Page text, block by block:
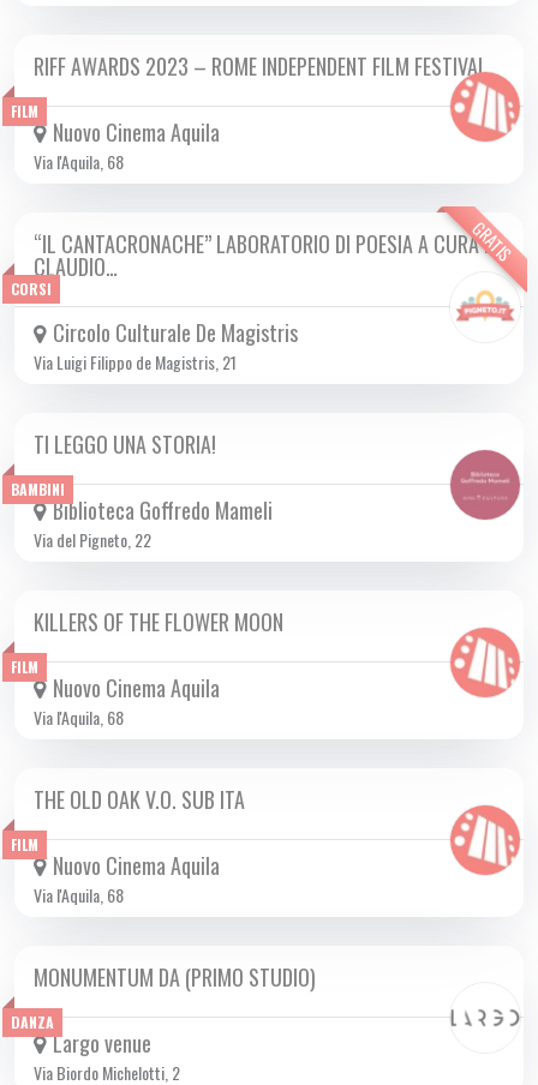
FILM
DA VEN 17/11 A VEN 24/11 2023
RIFF AWARDS 2023 – ROME INDEPENDENT FILM FESTIVAL
Nuovo Cinema Aquila
Via l'Aquila, 68
CORSI
GRATIS
MAR 21/11 2023
“IL CANTACRONACHE” LABORATORIO DI POESIA A CURA DI
CLAUDIO…
Circolo Culturale De Magistris
Via Luigi Filippo de Magistris, 21
BAMBINI
DA MAR 24/10 A GIO 30/05 2024
TI LEGGO UNA STORIA!
Biblioteca Goffredo Mameli
Via del Pigneto, 22
FILM
DA GIO 19/10 A MER 22/11 2023
KILLERS OF THE FLOWER MOON
Nuovo Cinema Aquila
Via l'Aquila, 68
FILM
DA SAB 09/12 A MAR 19/12 2023
THE OLD OAK V.O. SUB ITA
Nuovo Cinema Aquila
Via l'Aquila, 68
DANZA
MAR 21/11 2023
MONUMENTUM DA (PRIMO STUDIO)
Largo venue
Via Biordo Michelotti, 2